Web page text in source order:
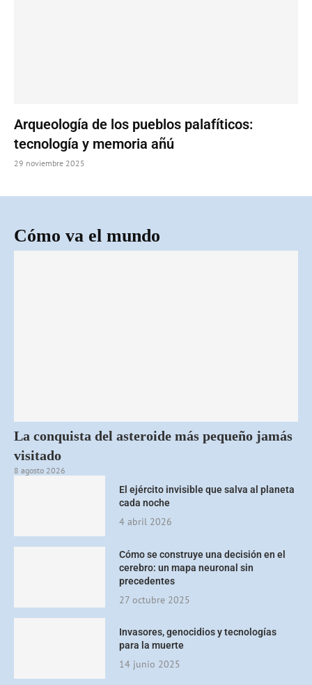
Arqueología de los pueblos palafíticos:
tecnología y memoria añú
29 noviembre 2025
Cómo va el mundo
La conquista del asteroide más pequeño jamás
visitado
8 agosto 2026
El ejército invisible que salva al planeta
cada noche
4 abril 2026
Cómo se construye una decisión en el
cerebro: un mapa neuronal sin
precedentes
27 octubre 2025
Invasores, genocidios y tecnologías
para la muerte
14 junio 2025